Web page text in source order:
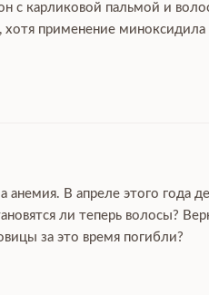
карликовой пальмой и
хотя применение
В апреле этого года
ли теперь волосы?
за это время погибли?